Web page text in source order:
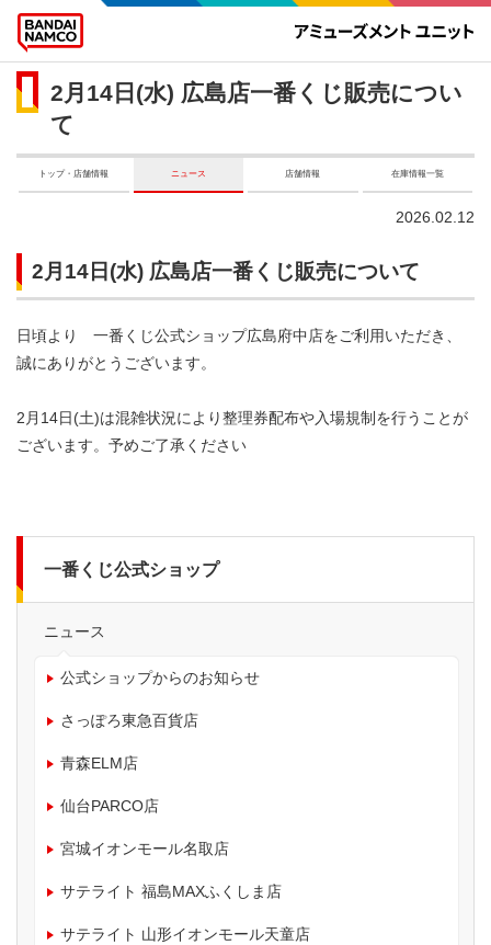
2月14日(水) 広島店一番くじ販売につい
て
トップ・店舗情報 ニュース 店舗情報 在庫情報一覧
2026.02.12
2月14日(水) 広島店一番くじ販売について
日頃より 一番くじ公式ショップ広島府中店をご利用いただき、
誠にありがとうございます。​
2月14日(土)は混雑状況により整理券配布や入場規制を行うことが
ございます。予めご了承ください​
一番くじ公式ショップ
ニュース
公式ショップからのお知らせ
さっぽろ東急百貨店
青森ELM店
仙台PARCO店
宮城イオンモール名取店
サテライト 福島MAXふくしま店
サテライト 山形イオンモール天童店